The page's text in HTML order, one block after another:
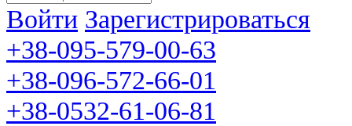
Войти Зарегистрироваться
+38-095-579-00-63
+38-096-572-66-01
+38-0532-61-06-81